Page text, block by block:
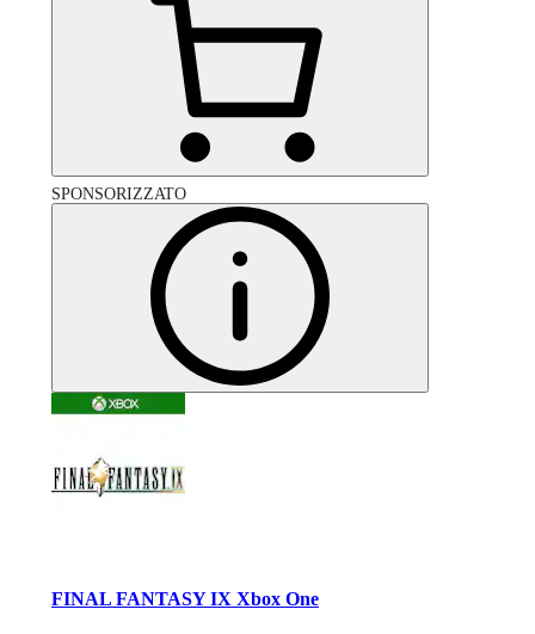
SPONSORIZZATO
FINAL FANTASY IX Xbox One